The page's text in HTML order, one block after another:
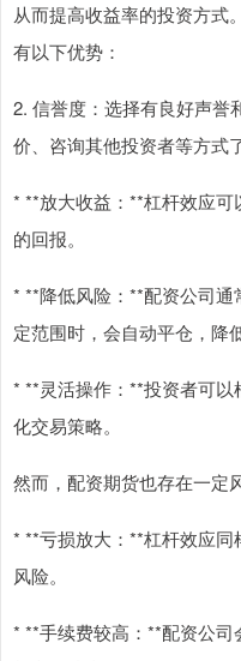
从而提高收益率的投资方式
有以下优势：
2. 信誉度：选择有良好声誉
价、咨询其他投资者等方式
* **放大收益：**杠杆效应
的回报。
* **降低风险：**配资公司
定范围时，会自动平仓，降
* **灵活操作：**投资者可
化交易策略。
然而，配资期货也存在一定
* **亏损放大：**杠杆效应
风险。
* **手续费较高：**配资公